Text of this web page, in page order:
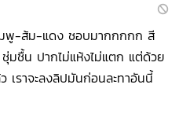
พู-ส้ม-แดง ชอบมากกกกก สี
ชื้น ปากไม่แห้งไม่แตก แต่ด้วย
เราจะลงลิปมันก่อนละทาอันนี้